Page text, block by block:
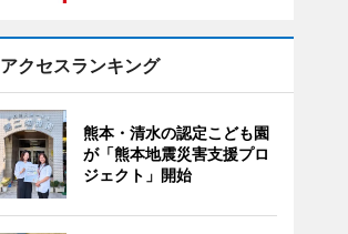
アクセスランキング
熊本・清水の認定こども園
が「熊本地震災害支援プロ
ジェクト」開始